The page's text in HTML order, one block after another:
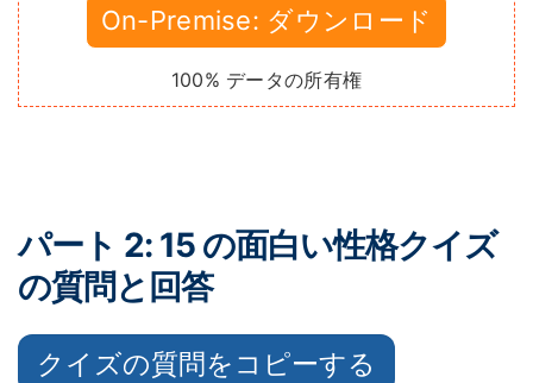
On-Premise: ダウンロード
100% データの所有権
パート 2: 15 の面白い性格クイズ
の質問と回答
クイズの質問をコピーする